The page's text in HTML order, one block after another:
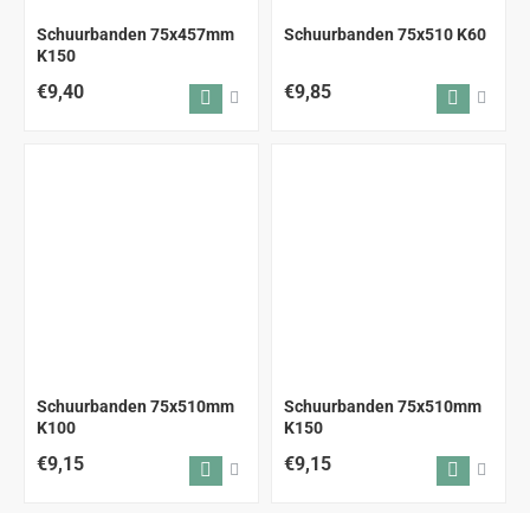
Schuurbanden 75x457mm
K150
€9,40
Schuurbanden 75x510 K60
€9,85
Schuurbanden 75x510mm
K100
€9,15
Schuurbanden 75x510mm
K150
€9,15